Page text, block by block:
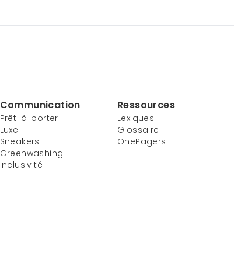
Communication
Prêt-à-porter
Luxe
Sneakers
Greenwashing
Inclusivité
Ressources
Lexiques
Glossaire
OnePagers